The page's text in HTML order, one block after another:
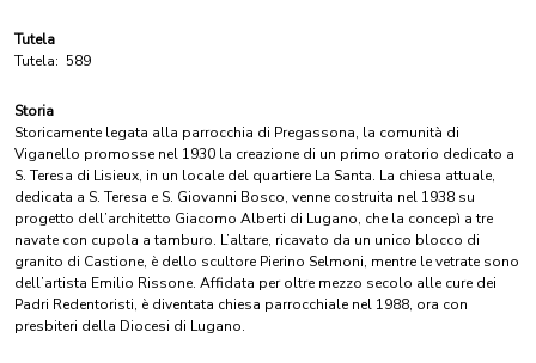
Tutela
Tutela: 589
Storia
Storicamente legata alla parrocchia di Pregassona, la comunità di
Viganello promosse nel 1930 la creazione di un primo oratorio dedicato a
S. Teresa di Lisieux, in un locale del quartiere La Santa. La chiesa attuale,
dedicata a S. Teresa e S. Giovanni Bosco, venne costruita nel 1938 su
progetto dell’architetto Giacomo Alberti di Lugano, che la concepì a tre
navate con cupola a tamburo. L’altare, ricavato da un unico blocco di
granito di Castione, è dello scultore Pierino Selmoni, mentre le vetrate sono
dell’artista Emilio Rissone. Affidata per oltre mezzo secolo alle cure dei
Padri Redentoristi, è diventata chiesa parrocchiale nel 1988, ora con
presbiteri della Diocesi di Lugano.